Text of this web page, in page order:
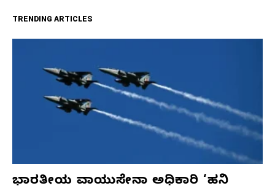
TRENDING ARTICLES
ಭಾರತೀಯ ವಾಯುಸೇನಾ ಅಧಿಕಾರಿ ‘ಹನಿ